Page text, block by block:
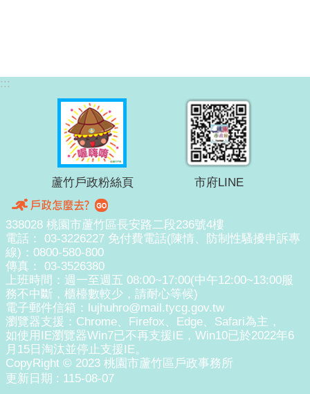
:::
蘆竹戶政粉絲頁 市府LINE
338028 桃園市蘆竹區長安路二段236號4樓
電話： 03-3226227 免付費電話(陳情、防制性騷擾申訴專
線)：0800-580-800
傳真： 03-3526380
上班時間：週一至週五 08:00~17:00(中午12:00~13:00服
務不中斷，櫃檯數較少，請耐心等候)
電子郵件信箱：lujhuhro@mail.tycg.gov.tw
瀏覽器支援：Chrome、Firefox、Edge、Safari為主，
如使用IE瀏覽器Win7已不再支援IE，Win10已於2022年6
月15日淘汰並停止支援IE。
CopyRight © 2023 桃園市蘆竹區戶政事務所
更新日期
115-08-07